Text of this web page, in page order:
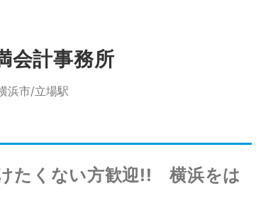
会計事務所
浜市/立場駅
たくない方歓迎!! 横浜をは